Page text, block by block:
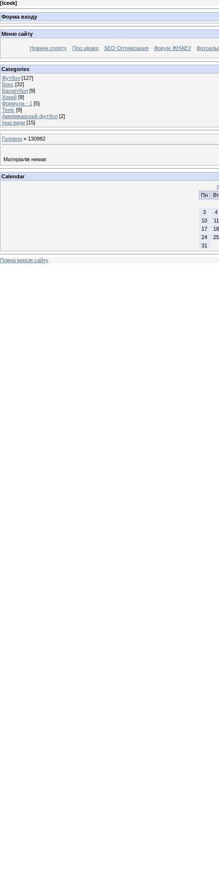
[Iceek]
Форма входу
Меню сайту
Новини спорту Про цікаве SEO Оптимізация Форум ЖНАЕУ
Categories
Футбол [127]
Бокс [32]
Баскетбол [9]
Хокей [9]
Формула - 1 [5]
Теніс [9]
Американский футбол [2]
Інші види [15]
Головна » 130982
Матеріалів немає
Calendar
«
Пн
Вт
3
4
10
11
17
18
24
25
31
Повна версія сайту